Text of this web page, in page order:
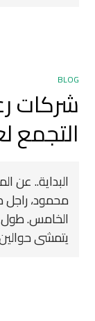
BLOG
شركات
التجمع لعام
البداية..
الخامس.
يتمشى حوالين